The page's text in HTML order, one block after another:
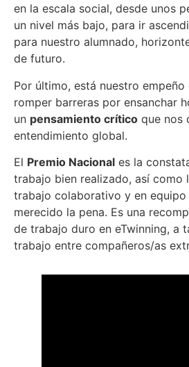
en la escala social, desde unos
un nivel más bajo, para ir
para nuestro alumnado,
de futuro.
Por último, está nuestro empeño
romper barreras por ensanchar
un pensamiento crítico que nos
entendimiento global.
El Premio Nacional es la
trabajo bien realizado, así como
trabajo colaborativo y en equipo
merecido la pena. Es una
de trabajo duro en eTwinning, a
trabajo entre compañeros/as